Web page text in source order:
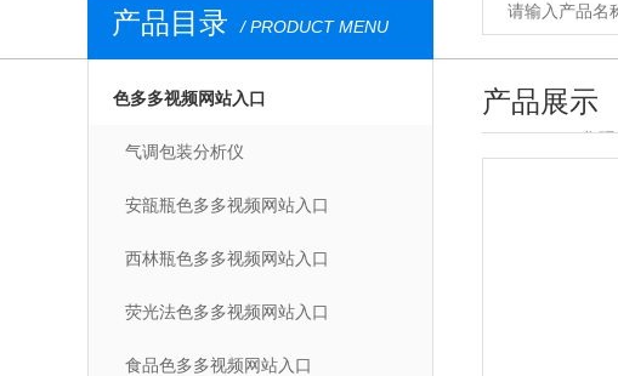
产品目录 / PRODUCT MENU
色多多视频网站入口
气调包装分析仪
安瓿瓶色多多视频网站入口
西林瓶色多多视频网站入口
荧光法色多多视频网站入口
食品色多多视频网站入口
产品展示
您现